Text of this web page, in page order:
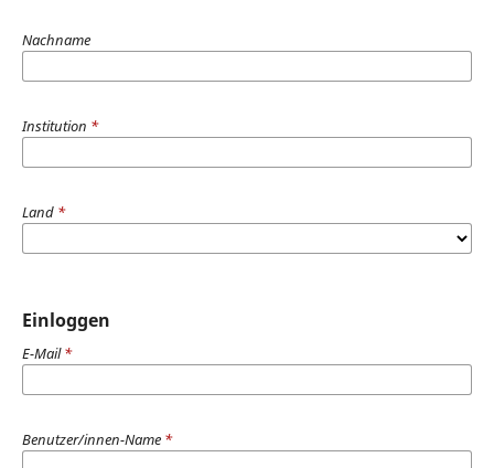
Nachname
Institution *
Land *
Einloggen
E-Mail*
Benutzer/innen-Name *